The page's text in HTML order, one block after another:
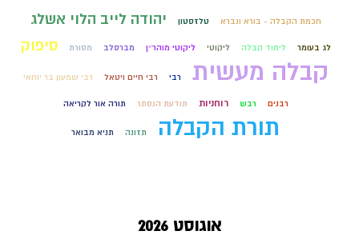
חכמת הקבלה - בורא ונברא טלזסטון יהודה לייב הלוי אשלג
לג בעומר לימוד קבלה ליקוטי ליקוטי מוהר״ן מברסלב מסורת סיפוק
קבלה מעשית רבי רבי חיים ויטאל רבי שמעון בר יוחאי
רבנים רבש רוחניות תודעת הנסתר תורה אור לקריאה
תורת הקבלה תזונה תניא מבואר
אוגוסט 2026